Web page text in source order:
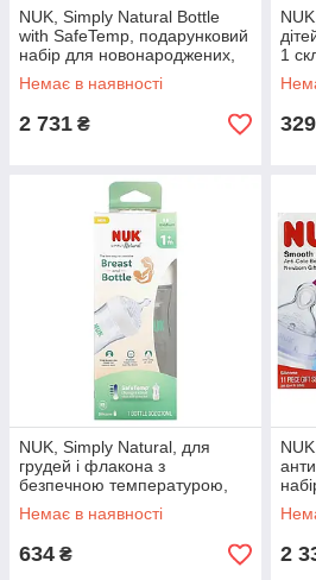
NUK, Simply Natural Bottle
with SafeTemp, подарунковий
набір для новонароджених,
від 0 місяців, 9 шт. оригінал
Немає в наявності
2 731 ₴
1
329
NUK, Simply Natural, для
грудей і флакона з
безпечною температурою,
для дітей від 1 місяця, із
середньою оригінал
Немає в наявності
634 ₴
для
2